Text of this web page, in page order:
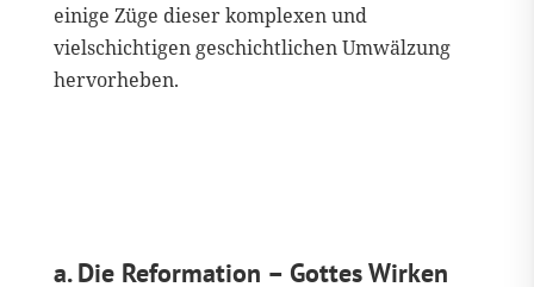
einige Züge dieser komplexen und
vielschichtigen geschichtlichen Umwälzung
hervorheben.
a. Die Reformation – Gottes Wirken